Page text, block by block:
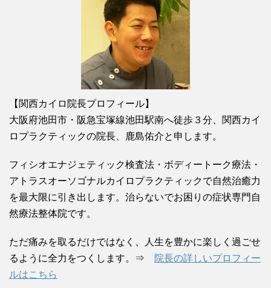
【関西カイロ院長プロフィール】
大阪府池田市・阪急宝塚線池田駅南へ徒歩３分、関西カイ
ロプラクティックの院長、鹿島佑介と申します。
フィシオエナジェティック検査法・ボディートーク療法・
アトラスオーソゴナルカイロプラクティックで自然治癒力
を最大限に引き出します。治らないでお困りの症状専門自
然療法整体院です。
ただ痛みを取るだけではなく、人生を豊かに楽しく過ごせ
るように全力をつくします。⇒
院長の詳しいプロフィー
ルはこちら